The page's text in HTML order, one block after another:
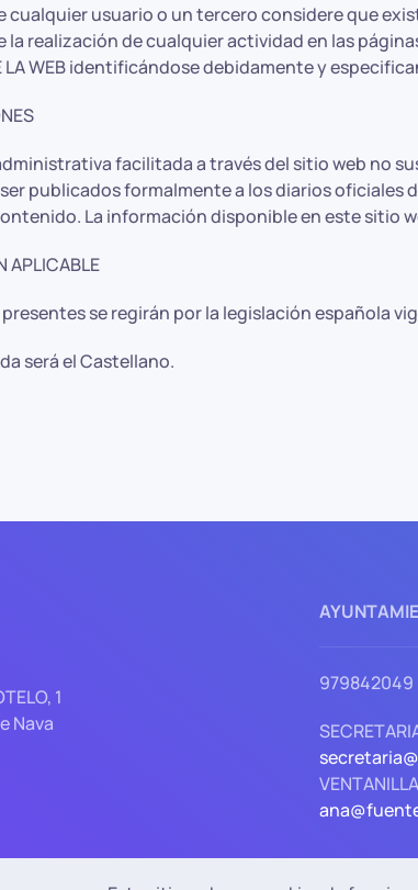
cualquier usuario o un tercero considere que
realización de cualquier actividad en las
LA WEB identificándose debidamente y
facilitada a través del sitio web no
publicados formalmente a los diarios
La información disponible en este sitio
APLICABLE
se regirán por la legislación española
será el Castellano.
1
Nava
979842049
VENTANILLA